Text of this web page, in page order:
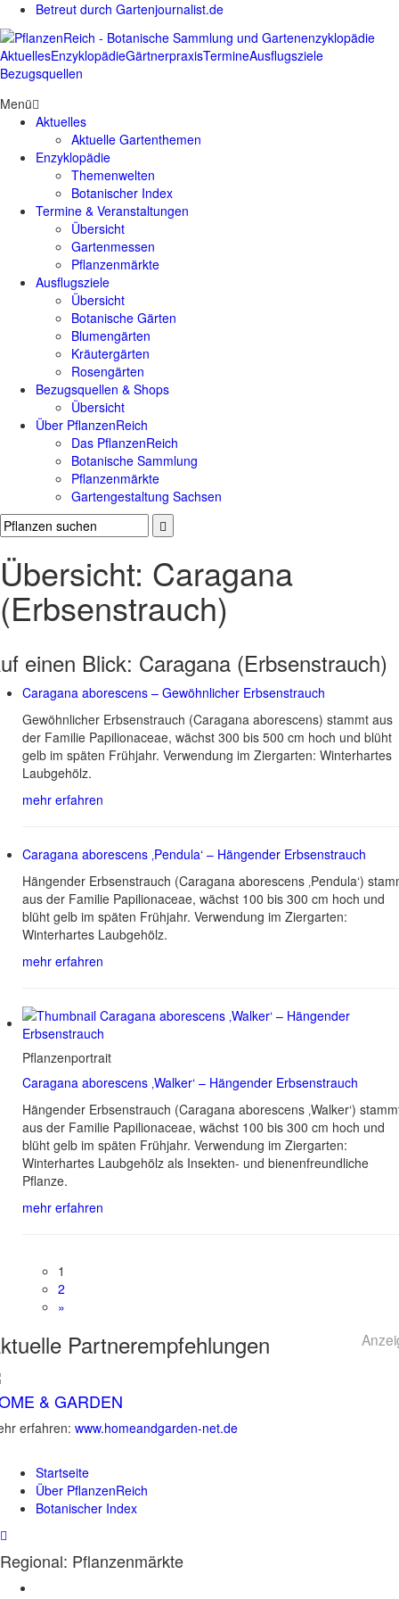
Betreut durch Gartenjournalist.de
AktuellesEnzyklopädieGärtnerpraxisTermineAusflugsziele
Bezugsquellen
Menü
Aktuelles
Aktuelle Gartenthemen
Enzyklopädie
Themenwelten
Botanischer Index
Termine & Veranstaltungen
Übersicht
Gartenmessen
Pflanzenmärkte
Ausflugsziele
Übersicht
Botanische Gärten
Blumengärten
Kräutergärten
Rosengärten
Bezugsquellen & Shops
Übersicht
Über PflanzenReich
Das PflanzenReich
Botanische Sammlung
Pflanzenmärkte
Gartengestaltung Sachsen
Übersicht: Caragana
(Erbsenstrauch)
einen Blick: Caragana (Erbsenstrauch)
Caragana aborescens – Gewöhnlicher Erbsenstrauch
Gewöhnlicher Erbsenstrauch (Caragana aborescens) stammt aus
der Familie Papilionaceae, wächst 300 bis 500 cm hoch und blüht
gelb im späten Frühjahr. Verwendung im Ziergarten: Winterhartes
Laubgehölz.
mehr erfahren
Caragana aborescens ‚Pendula‘ – Hängender Erbsenstrauch
Hängender Erbsenstrauch (Caragana aborescens ‚Pendula‘)
aus der Familie Papilionaceae, wächst 100 bis 300 cm hoch und
blüht gelb im späten Frühjahr. Verwendung im Ziergarten:
Winterhartes Laubgehölz.
mehr erfahren
Pflanzenportrait
Caragana aborescens ‚Walker‘ – Hängender Erbsenstrauch
Hängender Erbsenstrauch (Caragana aborescens ‚Walker‘)
aus der Familie Papilionaceae, wächst 100 bis 300 cm hoch und
blüht gelb im späten Frühjahr. Verwendung im Ziergarten:
Winterhartes Laubgehölz als Insekten- und bienenfreundliche
Pflanze.
mehr erfahren
1
2
»
Partnerempfehlungen
& GARDEN
erfahren: www.homeandgarden-net.de
Startseite
Über PflanzenReich
Botanischer Index
Regional: Pflanzenmärkte